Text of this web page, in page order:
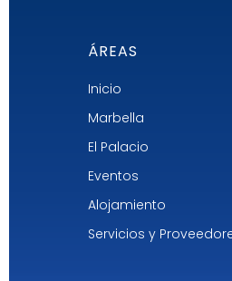
ÁREAS
Inicio
Marbella
El Palacio
Eventos
Alojamiento
Servicios y